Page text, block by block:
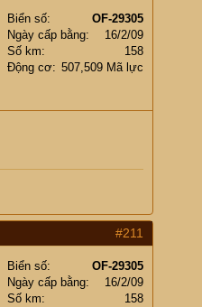
Biển số
OF-29305
Ngày cấp bằng
16/2/09
Số km
158
Động cơ
507,509 Mã lực
#211
Biển số
OF-29305
Ngày cấp bằng
16/2/09
Số km
158